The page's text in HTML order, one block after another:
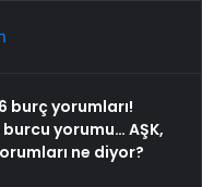
burç yorumları!
yorumu… AŞK,
ne diyor?